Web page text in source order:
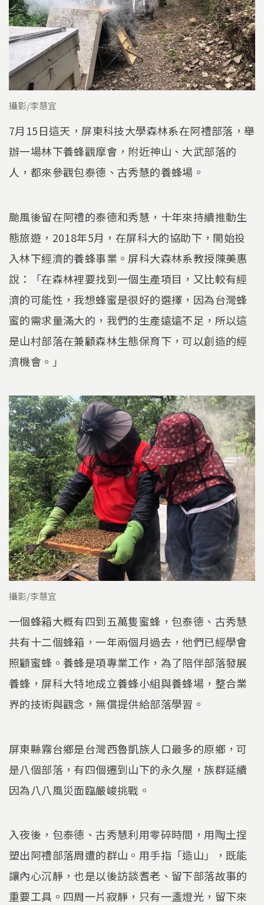
攝影/李慧宜
7月15日這天，屏東科技大學森林系在阿禮部落，舉
辦一場林下養蜂觀摩會，附近神山、大武部落的
人，都來參觀包泰德、古秀慧的養蜂場。
颱風後留在阿禮的泰德和秀慧，十年來持續推動生
態旅遊，2018年5月，在屏科大的協助下，開始投
入林下經濟的養蜂事業。屏科大森林系教授陳美惠
說：「在森林裡要找到一個生產項目，又比較有經
濟的可能性，我想蜂蜜是很好的選擇，因為台灣蜂
蜜的需求量滿大的，我們的生產遠遠不足，所以這
是山村部落在兼顧森林生態保育下，可以創造的經
濟機會。」
攝影/李慧宜
一個蜂箱大概有四到五萬隻蜜蜂，包泰德、古秀慧
共有十二個蜂箱，一年兩個月過去，他們已經學會
照顧蜜蜂。養蜂是項專業工作，為了陪伴部落發展
養蜂，屏科大特地成立養蜂小組與養蜂場，整合業
界的技術與觀念，無償提供給部落學習。
屏東縣霧台鄉是台灣西魯凱族人口最多的原鄉，可
是八個部落，有四個遷到山下的永久屋，族群延續
因為八八風災面臨嚴峻挑戰。
入夜後，包泰德、古秀慧利用零碎時間，用陶土捏
塑出阿禮部落周遭的群山。用手指「造山」，既能
讓內心沉靜，也是以後訪談耆老、留下部落故事的
重要工具。四周一片寂靜，只有一盞燈光，留下來